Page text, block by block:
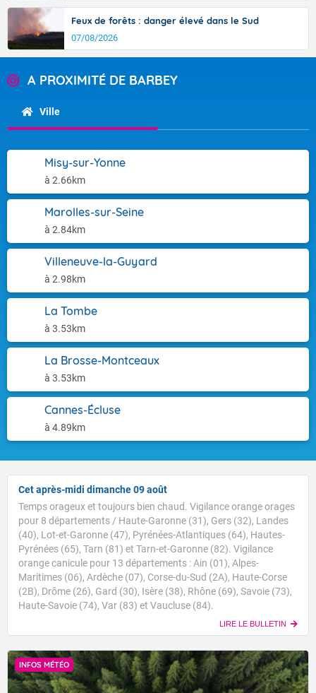
Feux de forêts : danger élevé dans le Sud
07/08/2026
A PROXIMITÉ DE BARBEY
Ville
Misy-sur-Yonne
à 2.66km
Marolles-sur-Seine
à 2.84km
Villeneuve-la-Guyard
à 2.98km
La Tombe
à 3.53km
La Brosse-Montceaux
à 3.53km
Cannes-Écluse
à 4.89km
Cet après-midi dimanche 09 août
Temps orageux et toujours bien chaud. Vigilance orange orages
pour 8 départements / Haute-Garonne (31), Gers (32), Landes
(40), Lot-et-Garonne (47), Pyrénées-Atlantiques (64), Hautes-
Pyrénées (65), Tarn (81) et Tarn-et-Garonne (82). Vigilance
orange canicule pour 13 départements : Ain (01), Alpes-
Maritimes (06), Ardèche (07), Corse-du-Sud (2A), Haute-Corse
(2B), Drôme (26), Gard (30), Isère (38), Rhône (69), Savoie (73),
Haute-Savoie (74), Var (83) et Vaucluse (84).
LIRE LE BULLETIN
INFOS MÉTÉO